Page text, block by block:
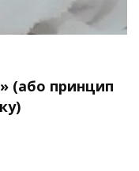
(або принцип